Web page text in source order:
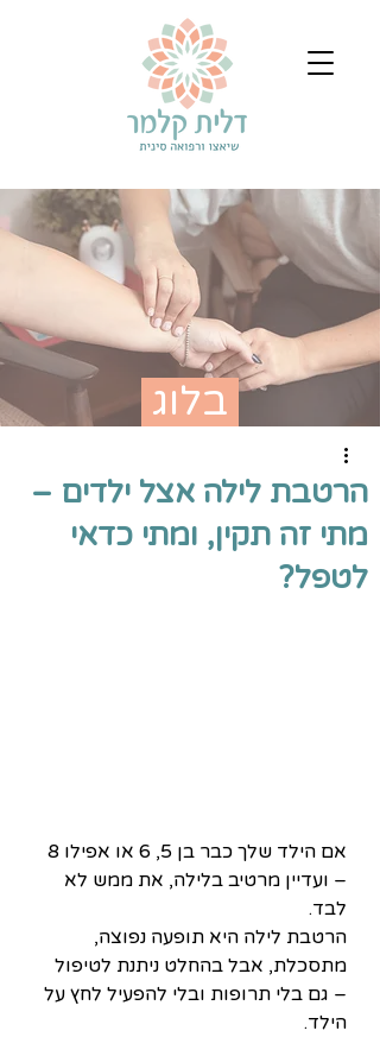
בלוג
הרטבת לילה אצל ילדים –
מתי זה תקין, ומתי כדאי
לטפל?
– ועדיין מרטיב בלילה, את ממש לא
לבד.
הרטבת לילה היא תופעה נפוצה,
מתסכלת, אבל בהחלט ניתנת לטיפול
– גם בלי תרופות ובלי להפעיל לחץ על
הילד.